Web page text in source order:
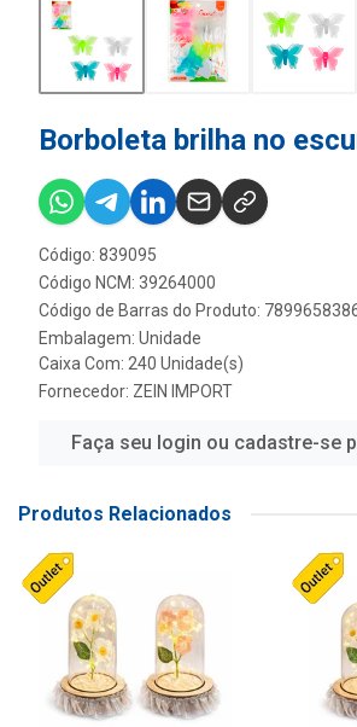
Borboleta brilha no
Código: 839095
Código NCM: 39264000
Código de Barras do Produto:
Embalagem: Unidade
Caixa Com: 240 Unidade(s)
Fornecedor: ZEIN IMPORT
Faça seu login ou cadastre-se
Produtos Relacionados